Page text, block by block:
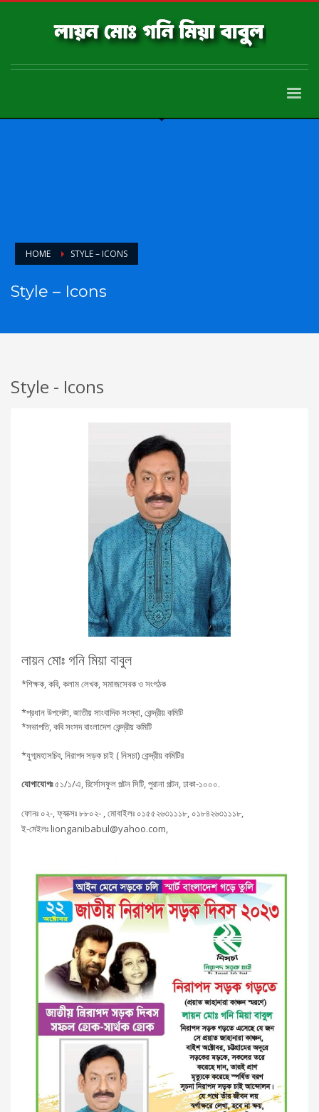
HOME STYLE – ICONS
Style – Icons
Style - Icons
লায়ন মোঃ গনি মিয়া বাবুল
*শিক্ষক, কবি, কলাম লেখক, সমাজসেবক ও সংগঠক
*প্রধান উপদেষ্টা, জাতীয় সাংবাদিক সংস্থা, কেন্দ্রীয় কমিটি
*সভাপতি, কবি সংসদ বাংলাদেশ কেন্দ্রীয় কমিটি
*যুগ্মমহাসচিব, নিরাপদ সড়ক চাই ( নিসচা) কেন্দ্রীয় কমিটির
যোগাযোগঃ৫১/১/এ, রির্সোসফুল পল্টন সিটি, পুরানা পল্টন, ঢাকা-১০০০.
ফোনঃ ০২-, ফ্যাক্সঃ ৮৮০২- , মোবাইলঃ ০১৫৫২৬৩১১১৮, ০১৮৪২৬৩১১১৮,
ই-মেইলঃ lionganibabul@yahoo.com,